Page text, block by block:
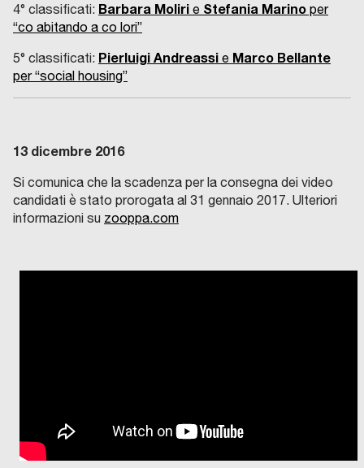
4° classificati: Barbara Moliri e Stefania Marino per
“co abitando a co lori”
5° classificati: Pierluigi Andreassi e Marco Bellante
per “social housing”
13 dicembre 2016
Si comunica che la scadenza per la consegna dei video
candidati è stato prorogata al 31 gennaio 2017. Ulteriori
informazioni su zooppa.com